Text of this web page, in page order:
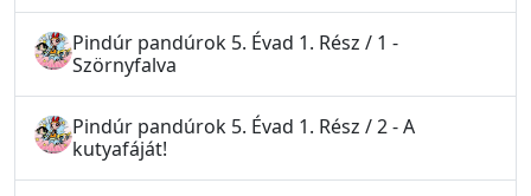
Pindúr pandúrok 5. Évad 1. Rész / 1 -
Szörnyfalva
Pindúr pandúrok 5. Évad 1. Rész / 2 - A
kutyafáját!